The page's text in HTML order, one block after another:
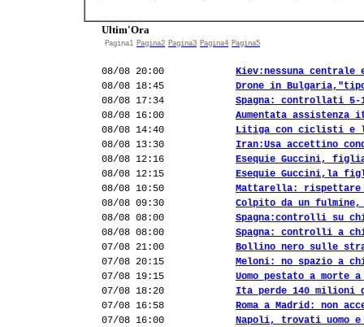
Ultim'Ora
Pagina1 Pagina2 Pagina3 Pagina4 Pagina5
08/08 20:00
Kiev:nessuna
08/08 18:45
Drone in
08/08 17:34
Spagna: controllati 5-
08/08 16:00
Aumentata assistenza
08/08 14:40
Litiga con ciclisti
08/08 13:30
Iran:Usa accettino
08/08 12:16
Esequie Guccini,
08/08 12:15
Esequie Guccini,la
08/08 10:50
Mattarella:
08/08 09:30
Colpito da un fulmine,
08/08 08:00
Spagna:controlli su
08/08 08:00
Spagna: controlli a
07/08 21:00
Bollino nero sulle
07/08 20:15
Meloni: no spazio a
07/08 19:15
Uomo pestato a morte
07/08 18:20
Ita perde 140 milioni
07/08 16:58
Roma a Madrid: non
07/08 16:00
Napoli, trovati uomo e